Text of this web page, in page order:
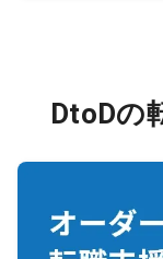
DtoDの